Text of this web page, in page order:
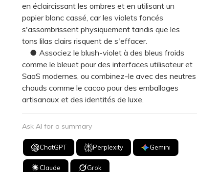
en éclaircissant les ombres et en utilisant un
papier blanc cassé, car les violets foncés
s'assombrissent physiquement tandis que les
tons lilas clairs risquent de s'effacer.
● Associez le blush-violet à des bleus froids
comme le bleuet pour des interfaces utilisateur et
SaaS modernes, ou combinez-le avec des neutres
chauds comme le cacao pour des emballages
artisanaux et des identités de luxe.
Ask AI for a summary
ChatGPT Perplexity Gemini
Claude Grok